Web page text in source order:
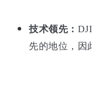
技术领先：
先的地位，因